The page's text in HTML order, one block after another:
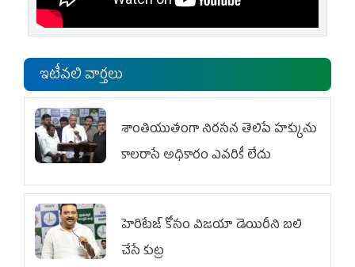
ఇటీవలి వార్తలు
శాంతియుతంగా నిరసన తెలిపే హక్కును
కాలరాసే అధికారం ఎవరికీ లేదు
హెరిటేజ్ కోసం విజయా డెయిరీని బలి
చేసే కుట్ర‌